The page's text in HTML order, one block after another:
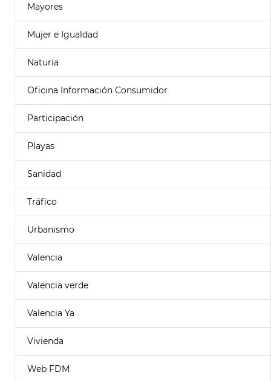
Mayores
Mujer e Igualdad
Naturia
Oficina Información Consumidor
Participación
Playas
Sanidad
Tráfico
Urbanismo
Valencia
Valencia verde
Valencia Ya
Vivienda
Web FDM